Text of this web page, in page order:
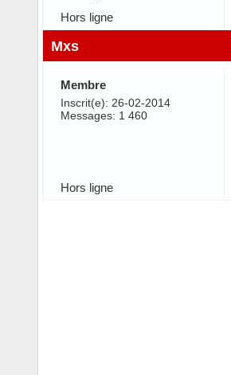
Hors ligne
Mxs
Membre
Inscrit(e): 26-02-2014
Messages: 1 460
Hors ligne